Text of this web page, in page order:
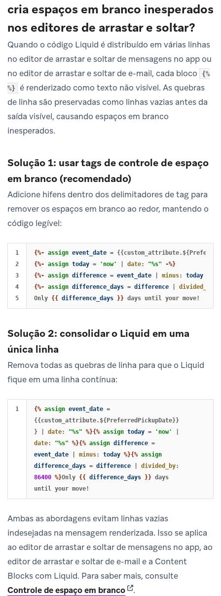
cria espaços em branco inesperados
nos editores de arrastar e soltar?
Quando o código Liquid é distribuído em várias linhas
no editor de arrastar e soltar de mensagens no app ou
no editor de arrastar e soltar de e-mail, cada bloco
{%
%} é renderizado como texto não visível. As quebras
de linha são preservadas como linhas vazias antes da
saída visível, causando espaços em branco
inesperados.
Solução 1: usar tags de controle de espaço
em branco (recomendado)
Adicione hifens dentro dos delimitadores de tag para
remover os espaços em branco ao redor, mantendo o
código legível:
1
2
3
4
{%- assign event_date =
{%- assign today = 'now' date: "%s"
-%}
{%- assign difference = event_date minus: today
{%- assign difference_days = difference divided_by
Only {{ difference_days }}
Solução 2: consolidar o Liquid em uma
única linha
Remova todas as quebras de linha para que o Liquid
fique em uma linha contínua:
{% assign event_date =
{{custom_attribute.${PreferredPickupDate}}
}
date: "%s" %}{% assign today = 'now'
date: "%s" %}{% assign difference =
event_date
minus: today %}{% assign
difference_days = difference divided_by:
86400 %}Only {{ difference_days }} days
Ambas as abordagens evitam linhas vazias
indesejadas na mensagem renderizada. Isso se aplica
ao editor de arrastar e soltar de mensagens no app, ao
editor de arrastar e soltar de e-mail e a Content
Blocks com Liquid. Para saber mais, consulte
Controle de espaço em branco(opens in new tab)
.